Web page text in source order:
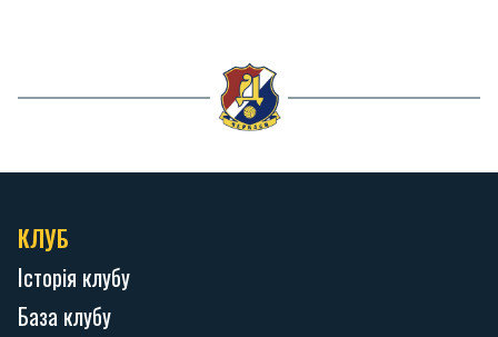
КЛУБ
Історія клубу
База клубу